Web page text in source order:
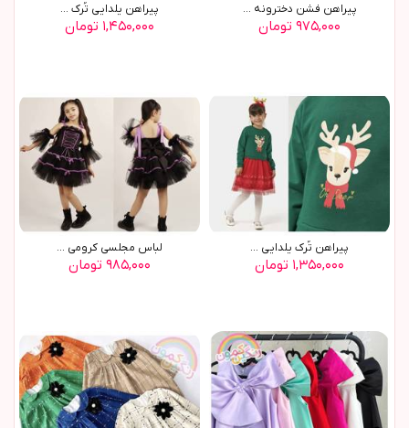
پيراهن فشن دخترونه ...
۹۷۵,۰۰۰ تومان
پيراهن يلدايي تُرک ...
۱,۴۵۰,۰۰۰ تومان
پيراهن تُرک يلدايي ...
۱,۳۵۰,۰۰۰ تومان
لباس مجلسی کرومی ...
۹۸۵,۰۰۰ تومان